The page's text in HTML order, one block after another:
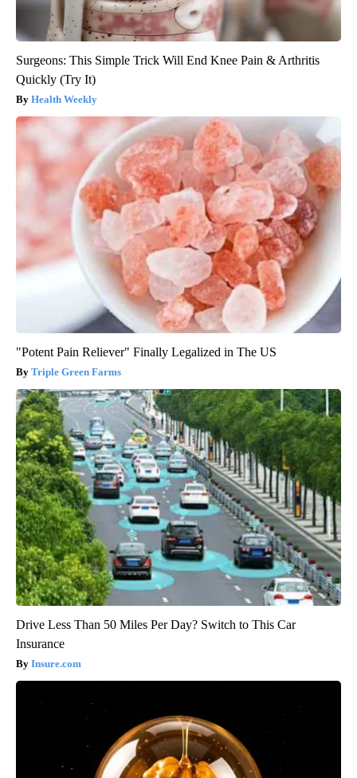
Surgeons: This Simple Trick Will End Knee Pain & Arthritis
Quickly (Try It)
Health Weekly
"Potent Pain Reliever" Finally Legalized in The US
Triple Green Farms
Drive Less Than 50 Miles Per Day? Switch to This Car
Insurance
Insure.com